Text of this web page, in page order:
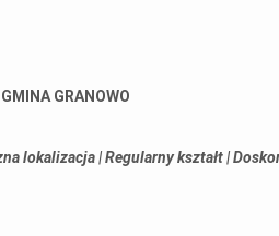
GRANOWO
lokalizacja | Regularny kształt |